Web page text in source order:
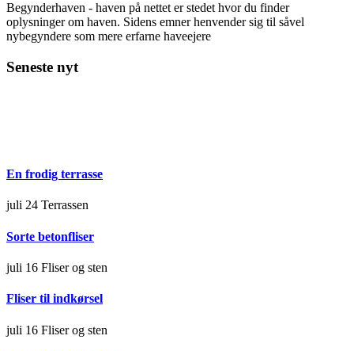
Begynderhaven - haven på nettet er stedet hvor du finder
oplysninger om haven. Sidens emner henvender sig til såvel
nybegyndere som mere erfarne haveejere
Seneste nyt
En frodig terrasse
juli 24 Terrassen
Sorte betonfliser
juli 16 Fliser og sten
Fliser til indkørsel
juli 16 Fliser og sten